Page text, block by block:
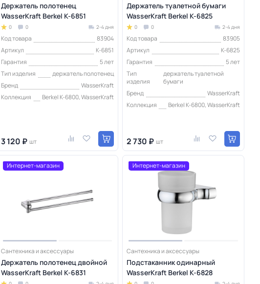
Держатель полотенец
WasserKraft Berkel K-6851
0 0 2-4 дня
Код товара
83904
Артикул
K-6851
Гарантия
5 лет
Тип изделия
держатель полотенец
Бренд
WasserKraft
Коллекция
Berkel K-6800, WasserKraft
3 120 ₽ шт
Держатель туалетной бумаги
WasserKraft Berkel K-6825
0 0 2-4 дня
Код товара
83905
Артикул
K-6825
Гарантия
5 лет
Тип
изделия
держатель туалетной
бумаги
Бренд
WasserKraft
Коллекция
Berkel K-6800, WasserKraft
2 730 ₽ шт
Интернет-магазин
Сантехника и аксессуары
Держатель полотенец двойной
WasserKraft Berkel K-6831
Интернет-магазин
Сантехника и аксессуары
Подстаканник одинарный
WasserKraft Berkel K-6828